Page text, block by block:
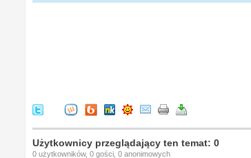
Użytkownicy przeglądający ten temat: 0
0 użytkowników, 0 gości, 0 anonimowych